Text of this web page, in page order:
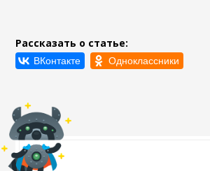
Рассказать о статье: